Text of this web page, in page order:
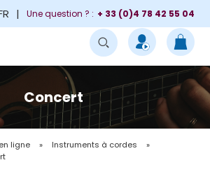
Une question ? : + 33 (0)4 78 42 55 04
Concert
ligne » Instruments à cordes
»